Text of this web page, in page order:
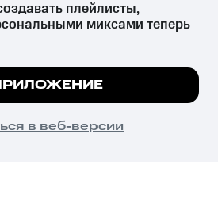
аналогов причиняет вред здоровью,
и влечёт установленную
чтобы на сайте все
ПОНЯТНО
плейлисты,
миксами теперь
в веб-версии